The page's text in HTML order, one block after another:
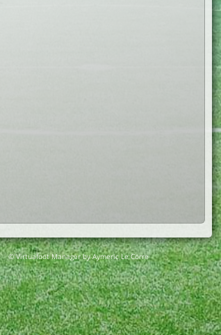
© Virtuafoot Manager by Aymeric Le Corre